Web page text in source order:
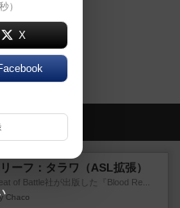
料会員登録
トップに戻る
い投稿
ーフ：タラワ（ASL拡張）
of Battle社が出版した『Blood Re...
Chaco
）
X